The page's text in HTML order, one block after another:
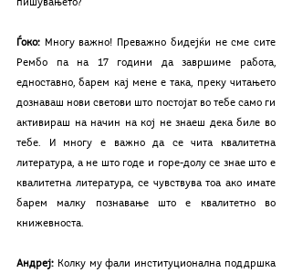
пишувањето?
Ѓоко: Многу важно! Преважно бидејќи не сме сите
Рембо па на 17 години да завршиме работа,
едноставно, барем кај мене е така, преку читањето
дознаваш нови светови што постојат во тебе само ги
активираш на начин на кој не знаеш дека биле во
тебе. И многу е важно да се чита квалитетна
литература, а не што годе и горе-долу се знае што е
квалитетна литература, се чувствува тоа ако имате
барем малку познавање што е квалитетно во
книжевноста.
Андреј: Колку му фали институционална поддршка